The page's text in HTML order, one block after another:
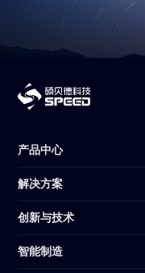
产品中心
解决方案
创新与技术
智能制造